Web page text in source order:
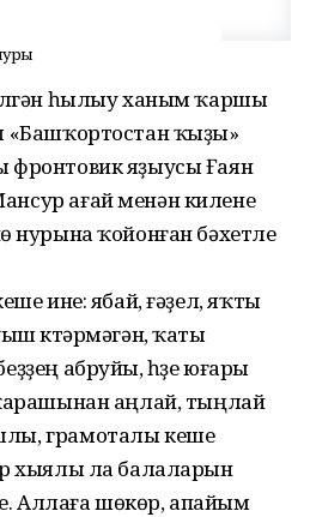
һылыу ханым ҡаршы
«Башҡор­тостан ҡыҙы»
яҙыусы Ғаян
ағай менән килене
нурына ҡойонған бәхетле
ине: ябай, ғәҙел, яҡты
күтәрмәгән, ҡаты
абруйы, һүҙе юғары
аңлай, тыңлай
грамоталы кеше
хыялы ла балаларын
Аллаға шөкөр, апайым